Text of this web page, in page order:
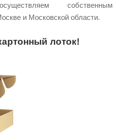
собственным
и Московской области.
лоток!